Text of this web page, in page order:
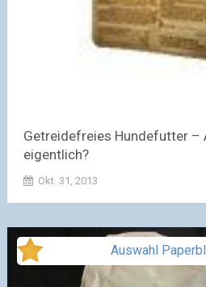
Getreidefreies Hundefutter –
eigentlich?
Okt. 31, 2013
Auswahl